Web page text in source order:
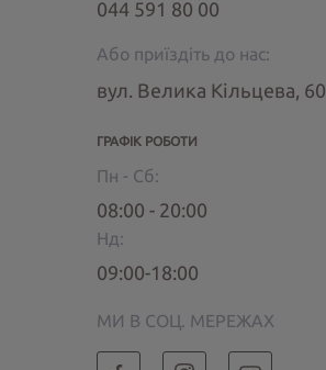
044 591 80 00
Або приїздіть до нас:
вул. Велика Кільцева, 60
ГРАФІК РОБОТИ
Пн - Сб:
08:00 - 20:00
Нд:
09:00-18:00
МИ В СОЦ. МЕРЕЖАХ